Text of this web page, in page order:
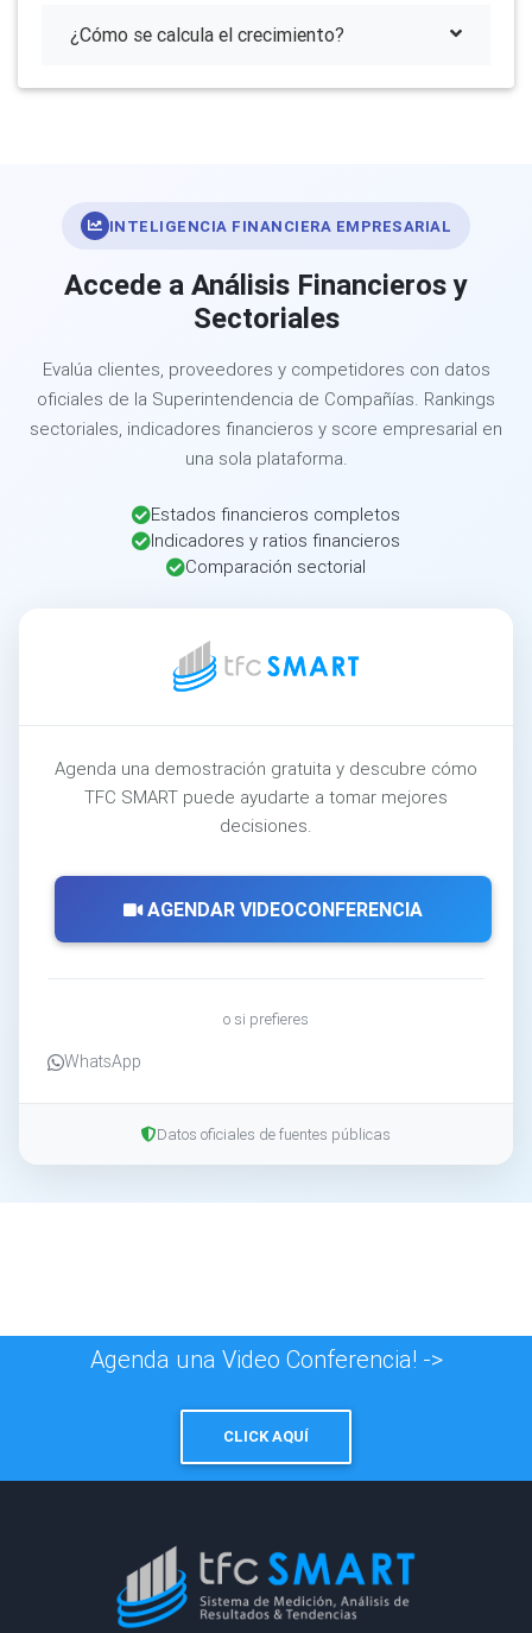
¿Cómo se calcula el crecimiento?
INTELIGENCIA FINANCIERA EMPRESARIAL
Accede a Análisis Financieros y
Sectoriales
Evalúa clientes, proveedores y competidores con datos
oficiales de la Superintendencia de Compañías. Rankings
sectoriales, indicadores financieros y score empresarial en
una sola plataforma.
Estados financieros completos
Indicadores y ratios financieros
Comparación sectorial
Agenda una demostración gratuita y descubre cómo
TFC SMART puede ayudarte a tomar mejores
decisiones.
AGENDAR VIDEOCONFERENCIA
o si prefieres
WhatsApp
Datos oficiales de fuentes públicas
Agenda una Video Conferencia! ->
CLICK AQUÍ